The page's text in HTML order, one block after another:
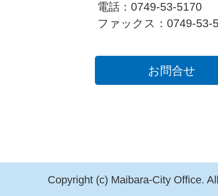
電話：0749-53-5170
ファックス：0749-53-
お問合せ
Copyright (c) Maibara-City Office.